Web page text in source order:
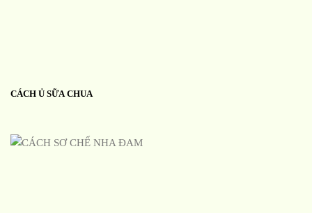
CÁCH Ủ SỮA CHUA